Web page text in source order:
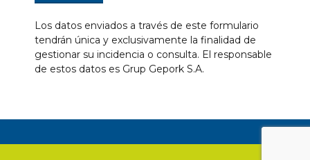
Los datos enviados a través de este formulario
tendrán única y exclusivamente la finalidad de
gestionar su incidencia o consulta. El responsable
de estos datos es Grup Gepork S.A.